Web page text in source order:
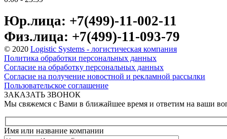
Юр.лица: +7(499)-11-002-11
Физ.лица: +7(499)-11-093-79
© 2020 Logistic Systems - логистическая компания
Политика обработки персональных данных
Согласие на обработку персональных данных
Согласие на получение новостной и рекламной рассылки
Пользовательское соглашение
ЗАКАЗАТЬ ЗВОНОК
Мы свяжемся с Вами в ближайшее время и ответим на ваши
Имя или название компании